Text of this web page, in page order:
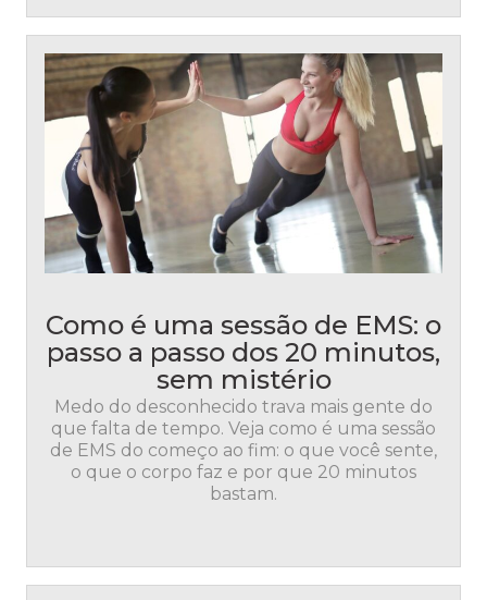
Como é uma sessão de EMS: o
passo a passo dos 20 minutos,
sem mistério
Medo do desconhecido trava mais gente do
que falta de tempo. Veja como é uma sessão
de EMS do começo ao fim: o que você sente,
o que o corpo faz e por que 20 minutos
bastam.